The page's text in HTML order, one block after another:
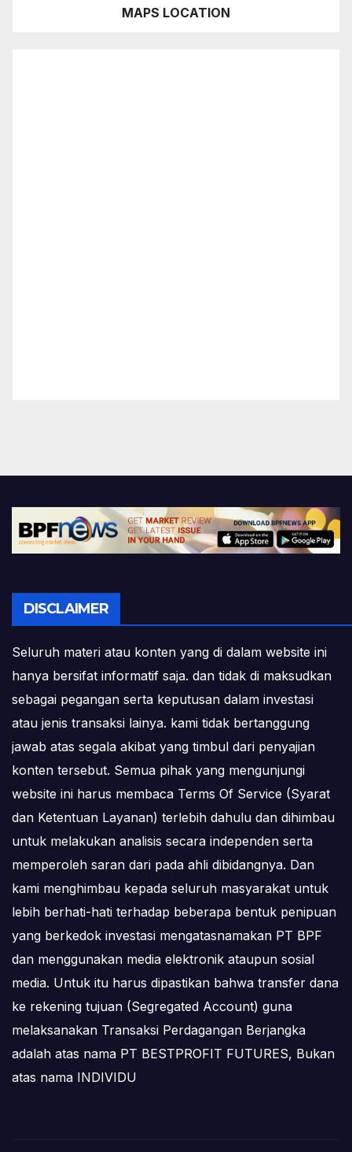
MAPS LOCATION
DISCLAIMER
Seluruh materi atau konten yang di dalam website ini
hanya bersifat informatif saja. dan tidak di maksudkan
sebagai pegangan serta keputusan dalam investasi
atau jenis transaksi lainya. kami tidak bertanggung
jawab atas segala akibat yang timbul dari penyajian
konten tersebut. Semua pihak yang mengunjungi
website ini harus membaca Terms Of Service (Syarat
dan Ketentuan Layanan) terlebih dahulu dan dihimbau
untuk melakukan analisis secara independen serta
memperoleh saran dari pada ahli dibidangnya. Dan
kami menghimbau kepada seluruh masyarakat untuk
lebih berhati-hati terhadap beberapa bentuk penipuan
yang berkedok investasi mengatasnamakan PT BPF
dan menggunakan media elektronik ataupun sosial
media. Untuk itu harus dipastikan bahwa transfer dana
ke rekening tujuan (Segregated Account) guna
melaksanakan Transaksi Perdagangan Berjangka
adalah atas nama PT BESTPROFIT FUTURES, Bukan
atas nama INDIVIDU